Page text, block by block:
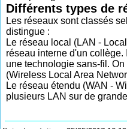
Différents types de
Les réseaux sont classés
distingue :
Le réseau local (LAN -
réseau interne d'un
une technologie sans-fil.
(Wireless Local Area
Le réseau étendu (WAN -
plusieurs LAN sur de